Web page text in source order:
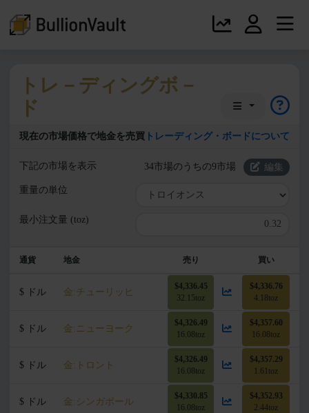
トレ－ディングボ－
ド
現在の市場価格で地金を売買 トレーディング・ボードについて
下記の市場を表示 34市場のうちの9市場 編集
重量の単位
最小注文量 (toz)
通貨 地金 売り 買い
$ ドル 金:チューリッヒ
$4,336.45
32.15toz
$4,336.76
4.18toz
$ ドル 金:ニューヨーク
$4,326.49
16.08toz
$4,357.60
16.08toz
$ ドル 金:トロント
$4,326.49
16.08toz
$4,357.29
1.61toz
$ ドル 金:シンガポール
$4,330.85
16.08toz
$4,352.93
2.44toz